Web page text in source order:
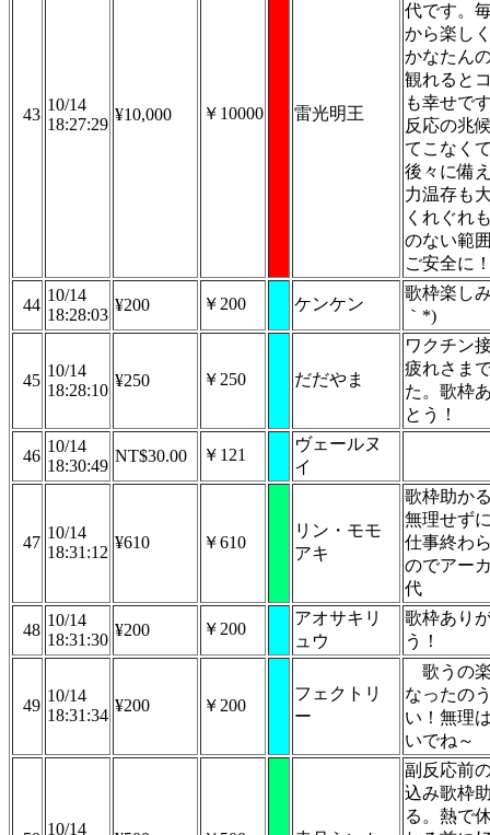
43
10/14
18:27:29
¥10,000 ￥10000 雷光明王
代です。
から楽し
かなたん
観れると
も幸せで
反応の兆
てこなく
後々に備
力温存も
くれぐれ
のない範
ご安全に
44
10/14
18:28:03
¥200 ￥200 ケンケン
歌枠楽し
｀*)
45
10/14
18:28:10
¥250 ￥250 だだやま
ワクチン
疲れさま
た。歌枠
とう！
46
10/14
18:30:49
NT$30.00 ￥121
ヴェールヌ
イ
47
10/14
18:31:12
¥610 ￥610
リン・モモ
アキ
歌枠助か
無理せず
仕事終わ
のでアー
代
48
10/14
18:31:30
¥200 ￥200
アオサキリ
ュウ
歌枠あり
う！
49
10/14
18:31:34
¥200 ￥200
フェクトリ
ー
歌うの
なったの
い！無理
いでね～
10/14
副反応前
込み歌枠
る。熱で